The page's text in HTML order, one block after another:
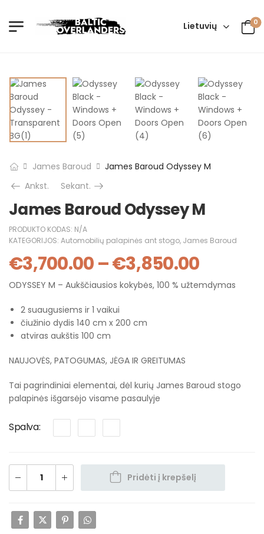
Lietuvių 0
James Baroud
James Baroud Odyssey M
Ankst.
Sekant.
James Baroud Odyssey M
PRODUKTO KODAS: N/A
KATEGORIJOS: Automobilių palapinės ant stogo, James Baroud
€3,700.00–€3,850.00
ODYSSEY M – Aukščiausios kokybės, 100 % užtemdymas
2 suaugusiems ir 1 vaikui
čiužinio dydis 140 cm x 200 cm
atviras aukštis 100 cm
NAUJOVĖS, PATOGUMAS, JĖGA IR GREITUMAS
Tai pagrindiniai elementai, dėl kurių James Baroud stogo
palapinės išgarsėjo visame pasaulyje
Spalva
Pridėti į krepšelį